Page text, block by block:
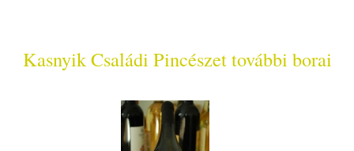
Kasnyik Családi Pincészet további borai